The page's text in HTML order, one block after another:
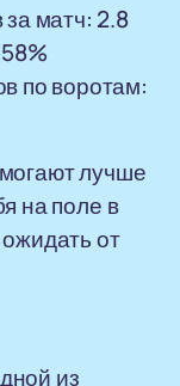
матч: 2.8
по воротам:
лучше
на поле в
от
из